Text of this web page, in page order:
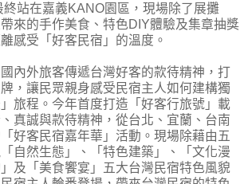
終站在嘉義KANO園區，現場除了展攤
來的手作美食、特色DIY體驗及集章抽獎
感受「好客民宿」的溫度。
內外旅客傳遞台灣好客的款待精神，打
，讓民眾親身感受民宿主人如何建構獨
旅程。今年首度打造「好客行旅號」載
真誠與款待精神，從台北、宜蘭、台南
好客民宿嘉年華」活動。現場除藉由五
自然生態」、「特色建築」、「文化漫
及「美食饗宴」五大台灣民宿特色風貌